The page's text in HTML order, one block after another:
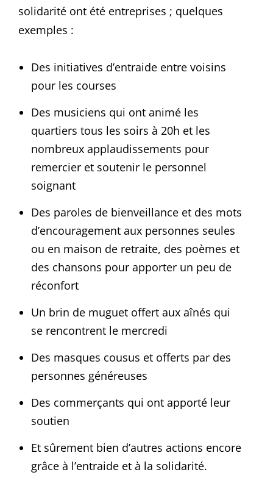
solidarité ont été entreprises ; quelques
exemples :
Des initiatives d’entraide entre voisins
pour les courses
Des musiciens qui ont animé les
quartiers tous les soirs à 20h et les
nombreux applaudissements pour
remercier et soutenir le personnel
soignant
Des paroles de bienveillance et des mots
d’encouragement aux personnes seules
ou en maison de retraite, des poèmes et
des chansons pour apporter un peu de
réconfort
Un brin de muguet offert aux aînés qui
se rencontrent le mercredi
Des masques cousus et offerts par des
personnes généreuses
Des commerçants qui ont apporté leur
soutien
Et sûrement bien d’autres actions encore
grâce à l’entraide et à la solidarité.